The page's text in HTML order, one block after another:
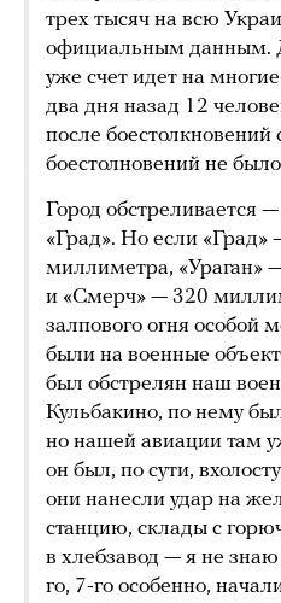
трех тысяч на всю
официальным данным.
уже счет идет на
два дня назад 12
после
боестолновений не
Город обстреливается
«Град». Но если «Град»
миллиметра, «Ураган»
и «Смерч» — 320
залпового огня особой
были на военные
был обстрелян наш
Кульбакино, по нему
но нашей авиации там
он был, по сути,
они нанесли удар на
станцию, склады с
в хлебзавод — я не
го, 7-го особенно,